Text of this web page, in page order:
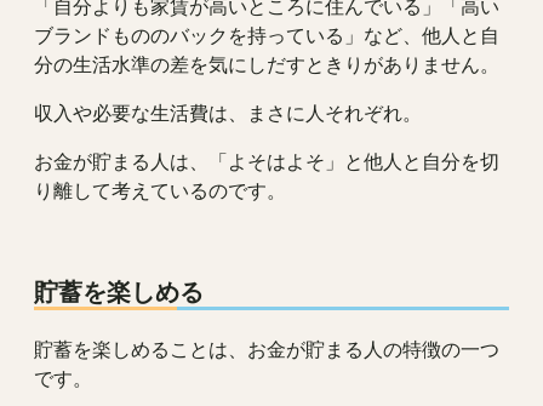
「自分よりも家賃が高いところに住んでいる」「高い
ブランドもののバックを持っている」など、他人と自
分の生活水準の差を気にしだすときりがありません。
収入や必要な生活費は、まさに人それぞれ。
お金が貯まる人は、「よそはよそ」と他人と自分を切
り離して考えているのです。
貯蓄を楽しめる
貯蓄を楽しめることは、お金が貯まる人の特徴の一つ
です。